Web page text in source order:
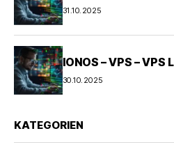
31.10.2025
IONOS – VPS –
30.10.2025
KATEGORIEN